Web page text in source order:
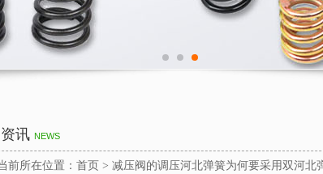
讯 NEWS
前所在位置： 首页 > 减压阀的调压河北弹簧为何要采用双河北